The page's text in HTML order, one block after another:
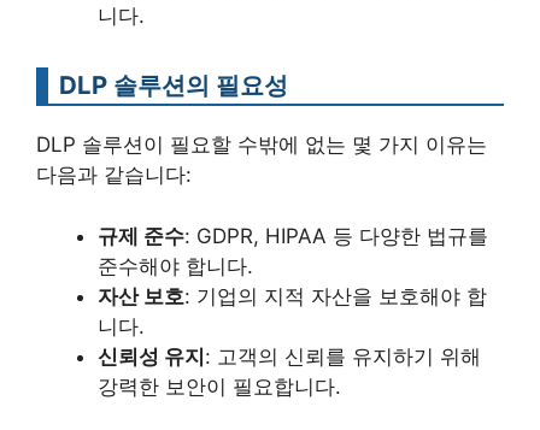
니다.
DLP 솔루션의 필요성
DLP 솔루션이 필요할 수밖에 없는 몇 가지 이유는
다음과 같습니다:
규제 준수: GDPR, HIPAA 등 다양한 법규를
준수해야 합니다.
자산 보호: 기업의 지적 자산을 보호해야 합
니다.
신뢰성 유지: 고객의 신뢰를 유지하기 위해
강력한 보안이 필요합니다.